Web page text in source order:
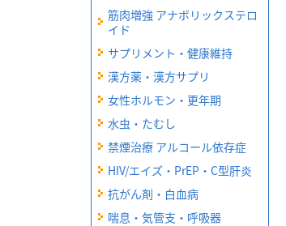
筋肉増強 アナボリックステロ
イド
サプリメント・健康維持
漢方薬・漢方サプリ
女性ホルモン・更年期
水虫・たむし
禁煙治療 アルコール依存症
HIV/エイズ・PrEP・C型肝炎
抗がん剤・白血病
喘息・気管支・呼吸器